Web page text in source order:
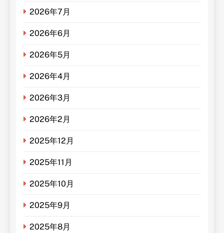
2026年7月
2026年6月
2026年5月
2026年4月
2026年3月
2026年2月
2025年12月
2025年11月
2025年10月
2025年9月
2025年8月